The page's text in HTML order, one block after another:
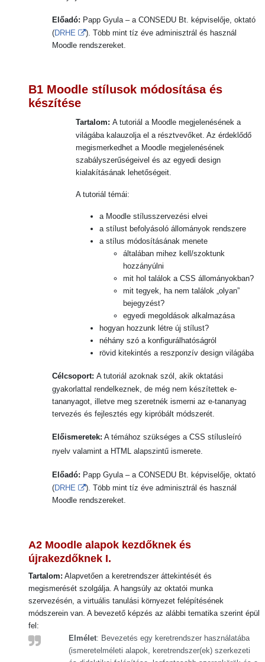
Előadó: Papp Gyula – a CONSEDU Bt. képviselője, oktató
(DRHE
). Több mint tíz éve adminisztrál és használ
Moodle rendszereket.
B1 Moodle stílusok módosítása és
készítése
Tartalom: A tutoriál a Moodle megjelenésének a
világába kalauzolja el a résztvevőket. Az érdeklődő
megismerkedhet a Moodle megjelenésének
szabályszerűségeivel és az egyedi design
kialakításának lehetőségeit
A tutoriál témái:
a Moodle stílusszervezési elvei
a stílust befolyásoló állományok rendszere
a stílus módosításának menete
általában mihez kell/szoktunk
hozzányúlni
mit hol találok a CSS állományokban?
mit tegyek, ha nem találok „olyan”
bejegyzést?
egyedi megoldások alkalmazása
hogyan hozzunk létre új stílust?
néhány szó a konfigurálhatóságról
rövid kitekintés a reszponzív design világába
Célcsoport: A tutoriál azoknak szól, akik oktatási
gyakorlattal rendelkeznek, de még nem készítettek e-
tananyagot, illetve meg szeretnék ismerni az e-tananyag
tervezés és fejlesztés egy kipróbált módszerét.
Előismeretek: A témához szükséges a CSS stílusleíró
nyelv valamint a HTML alapszintű ismerete.
Előadó: Papp Gyula – a CONSEDU Bt. képviselője, oktató
(DRHE
). Több mint tíz éve adminisztrál és használ
Moodle rendszereket.
A2 Moodle alapok kezdőknek és
újrakezdőknek I.
Tartalom: Alapvetően a keretrendszer áttekintését és
megismerését szolgálja. A hangsúly az oktatói munka
szervezésén, a virtuális tanulási környezet felépítésének
módszerein van. A bevezető képzés az alábbi tematika szerint épül
fel:
Elmélet: Bevezetés egy keretrendszer használatába
(ismeretelméleti alapok, keretrendszer(ek) szerkezeti